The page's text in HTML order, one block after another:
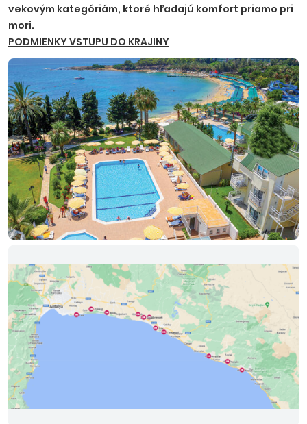
vekovým kategóriám, ktoré hľadajú komfort priamo pri
mori.
PODMIENKY VSTUPU DO KRAJINY